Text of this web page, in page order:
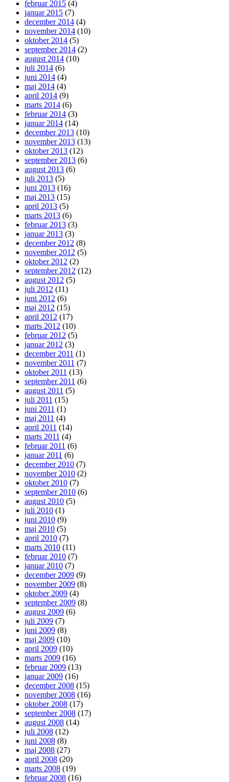
februar 2015 (4)
januar 2015 (7)
december 2014 (4)
november 2014 (10)
oktober 2014 (5)
september 2014 (2)
august 2014 (10)
juli 2014 (6)
juni 2014 (4)
maj 2014 (4)
april 2014 (9)
marts 2014 (6)
februar 2014 (3)
januar 2014 (14)
december 2013 (10)
november 2013 (13)
oktober 2013 (12)
september 2013 (6)
august 2013 (6)
juli 2013 (5)
juni 2013 (16)
maj 2013 (15)
april 2013 (5)
marts 2013 (6)
februar 2013 (3)
januar 2013 (3)
december 2012 (8)
november 2012 (5)
oktober 2012 (2)
september 2012 (12)
august 2012 (5)
juli 2012 (11)
juni 2012 (6)
maj 2012 (15)
april 2012 (17)
marts 2012 (10)
februar 2012 (5)
januar 2012 (3)
december 2011 (1)
november 2011 (7)
oktober 2011 (13)
september 2011 (6)
august 2011 (5)
juli 2011 (15)
juni 2011 (1)
maj 2011 (4)
april 2011 (14)
marts 2011 (4)
februar 2011 (6)
januar 2011 (6)
december 2010 (7)
november 2010 (2)
oktober 2010 (7)
september 2010 (6)
august 2010 (5)
juli 2010 (1)
juni 2010 (9)
maj 2010 (5)
april 2010 (7)
marts 2010 (11)
februar 2010 (7)
januar 2010 (7)
december 2009 (9)
november 2009 (8)
oktober 2009 (4)
september 2009 (8)
august 2009 (6)
juli 2009 (7)
juni 2009 (8)
maj 2009 (10)
april 2009 (10)
marts 2009 (16)
februar 2009 (13)
januar 2009 (16)
december 2008 (15)
november 2008 (16)
oktober 2008 (17)
september 2008 (17)
august 2008 (14)
juli 2008 (12)
juni 2008 (8)
maj 2008 (27)
april 2008 (20)
marts 2008 (19)
februar 2008 (16)